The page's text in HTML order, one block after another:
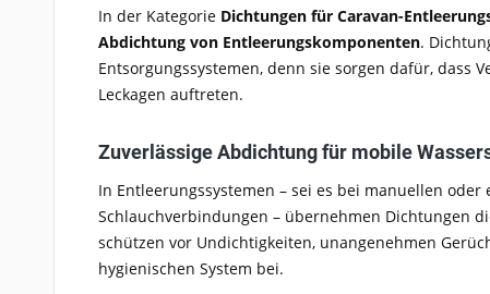
In der Kategorie Dichtungen für Caravan-
Abdichtung von Entleerungskomponenten.
Entsorgungssystemen, denn sie sorgen dafür,
Leckagen auftreten.
Zuverlässige Abdichtung für mobile
In Entleerungssystemen – sei es bei manuellen
Schlauchverbindungen – übernehmen Dichtungen
schützen vor Undichtigkeiten, unangenehmen
hygienischen System bei.